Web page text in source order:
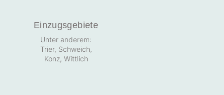
Einzugsgebiete
Unter anderem:
Trier, Schweich,
Konz, Wittlich